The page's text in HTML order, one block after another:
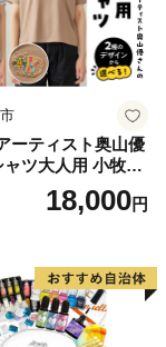
ーティスト奥山優
ャツ大人用 小牧市
18,000円